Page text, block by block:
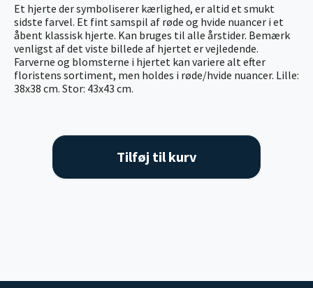
Et hjerte der symboliserer kærlighed, er altid et smukt
sidste farvel. Et fint samspil af røde og hvide nuancer i et
åbent klassisk hjerte. Kan bruges til alle årstider. Bemærk
venligst af det viste billede af hjertet er vejledende.
Farverne og blomsterne i hjertet kan variere alt efter
floristens sortiment, men holdes i røde/hvide nuancer. Lille:
38x38 cm. Stor: 43x43 cm.
Tilføj til kurv